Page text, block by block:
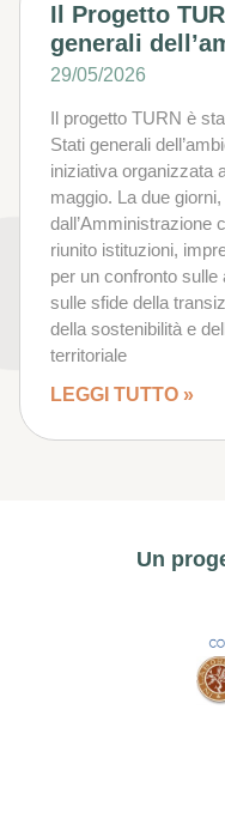
Il Progetto
generali
29/05/2026
Il progetto TURN è
Stati generali
iniziativa organizzata
maggio. La due
dall’Amministrazione
riunito istituzioni,
per un confronto
sulle sfide della
della sostenibilità e
territoriale
LEGGI TUTTO »
Un